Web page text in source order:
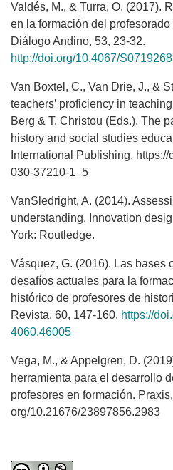
Valdés, M., & Turra, O. (2017).
en la formación del
Diálogo Andino, 53, 23-32.
http://doi.org/10.4067/
Van Boxtel, C., Van Drie, J., &
teachers’ proficiency in
Berg & T. Christou (Eds.), The
history and social studies
International Publishing.
030-37210-1_5
VanSledright, A. (2014).
understanding. Innovation
York: Routledge.
Vásquez, G. (2016). Las bases
desafíos actuales para la
histórico de profesores de
Revista, 60, 147-160. https://
4060.46005
Vega, M., & Appelgren, D.
herramienta para el desarrollo
profesores en formación.
org/10.21676/23897856.2983